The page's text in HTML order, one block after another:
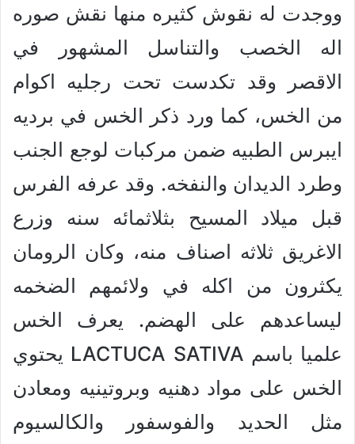
ووجدت له نقوش كثيره منها نقش صوره
اله الخصب والتناسل المشهور في
الاقصر وقد تكدست تحت رجليه اكوام
من الخس، كما ورد ذكر الخس في برديه
ايبرس الطبيه ضمن مركبات لوجع الجنب
وطرد الديدان والنفخه. وقد عرفه الفرس
قبل ميلاد المسيح بثلاثمائه سنه وزرع
الاغريق ثلاثه اصناف منه، وكان الرومان
يكثرون من اكله في ولائمهم الضخمه
ليساعدهم على الهضم. يعرف الخس
علميا باسم LACTUCA SATIVA يحتوي
الخس على مواد دهنيه وبروتينيه ومعادن
مثل الحديد والفوسفور والكالسيوم